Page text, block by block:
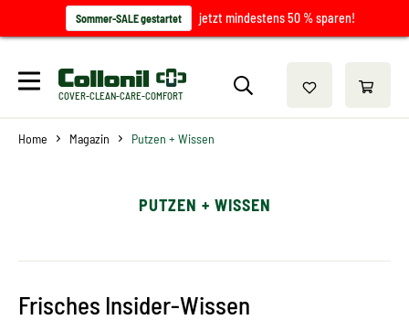
Sommer-SALE gestartet jetzt mindestens 50 % sparen!
COVER-CLEAN-CARE-COMFORT
Home Magazin Putzen + Wissen
PUTZEN + WISSEN
Frisches Insider-Wissen